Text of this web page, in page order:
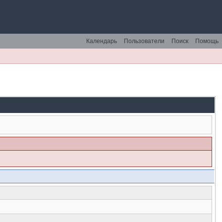
Помощь
Поиск
Пользователи
Календарь